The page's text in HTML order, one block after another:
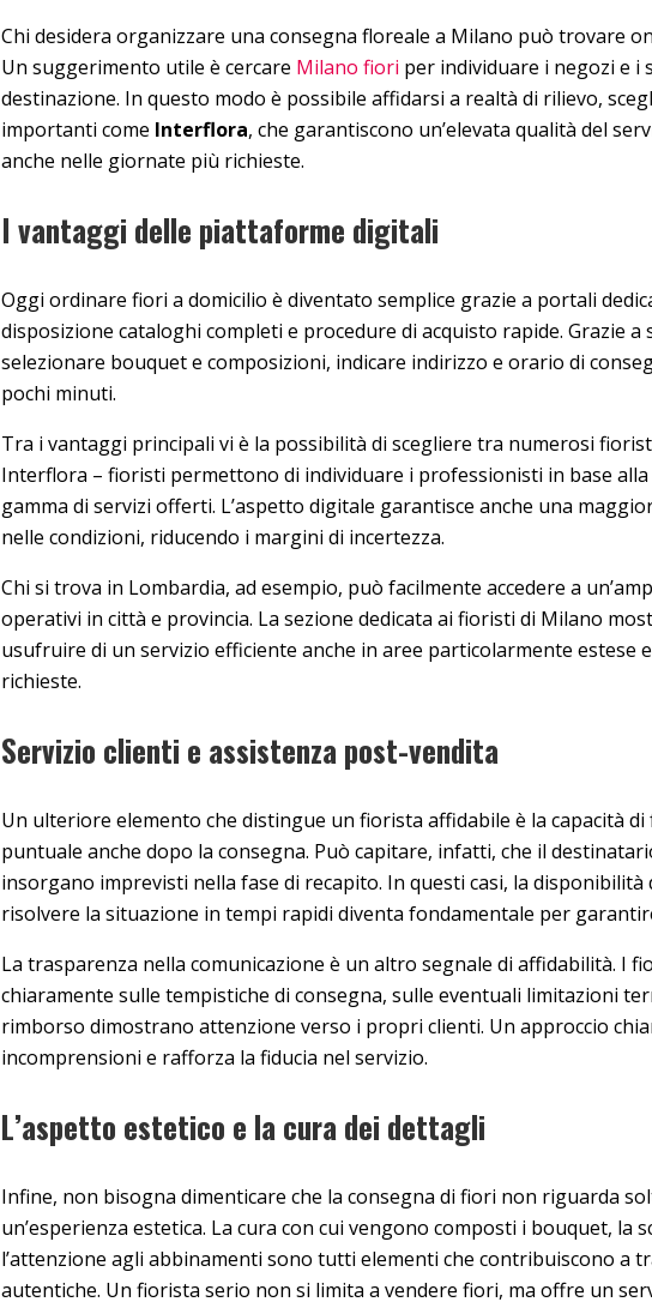
Chi desidera organizzare una consegna floreale a Milano può trovare
Un suggerimento utile è cercare Milano fiori per individuare i negozi e i
destinazione. In questo modo è possibile affidarsi a realtà di rilievo,
importanti come Interflora, che garantiscono un’elevata qualità del
anche nelle giornate più richieste.
I vantaggi delle piattaforme digitali
Oggi ordinare fiori a domicilio è diventato semplice grazie a portali
disposizione cataloghi completi e procedure di acquisto rapide. Grazie
selezionare bouquet e composizioni, indicare indirizzo e orario di
pochi minuti.
Tra i vantaggi principali vi è la possibilità di scegliere tra numerosi
Interflora – fioristi permettono di individuare i professionisti in base alla
gamma di servizi offerti. L’aspetto digitale garantisce anche una
nelle condizioni, riducendo i margini di incertezza.
Chi si trova in Lombardia, ad esempio, può facilmente accedere a
operativi in città e provincia. La sezione dedicata ai fioristi di Milano
usufruire di un servizio efficiente anche in aree particolarmente estese
richieste.
Servizio clienti e assistenza post-vendita
Un ulteriore elemento che distingue un fiorista affidabile è la capacità di
puntuale anche dopo la consegna. Può capitare, infatti, che il
insorgano imprevisti nella fase di recapito. In questi casi, la disponibilità
risolvere la situazione in tempi rapidi diventa fondamentale per
La trasparenza nella comunicazione è un altro segnale di affidabilità. I
chiaramente sulle tempistiche di consegna, sulle eventuali limitazioni
rimborso dimostrano attenzione verso i propri clienti. Un approccio
incomprensioni e rafforza la fiducia nel servizio.
L’aspetto estetico e la cura dei dettagli
Infine, non bisogna dimenticare che la consegna di fiori non riguarda
un’esperienza estetica. La cura con cui vengono composti i bouquet, la
l’attenzione agli abbinamenti sono tutti elementi che contribuiscono a
autentiche. Un fiorista serio non si limita a vendere fiori, ma offre un